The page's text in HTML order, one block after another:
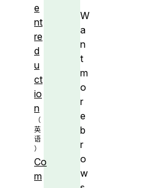
W
a
n
t
m
o
r
e
b
r
o
w
e
nt
re
d
u
ct
io
n
Co
m